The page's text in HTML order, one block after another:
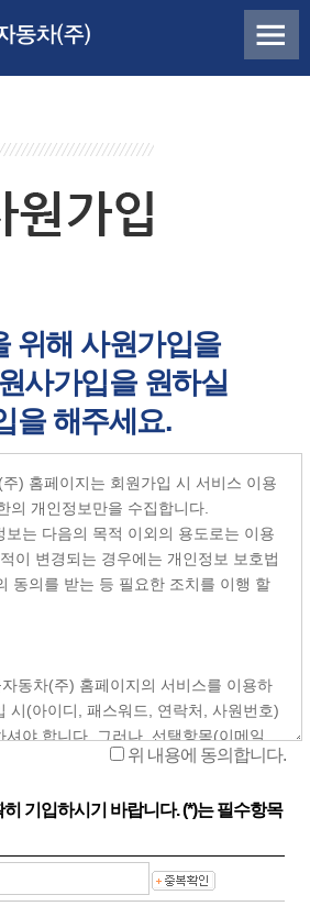
위해 사원가입을
사가입을 원하실
을 해주세요.
위 내용에 동의합니다.
기입하시기 바랍니다. (*)는 필수항목